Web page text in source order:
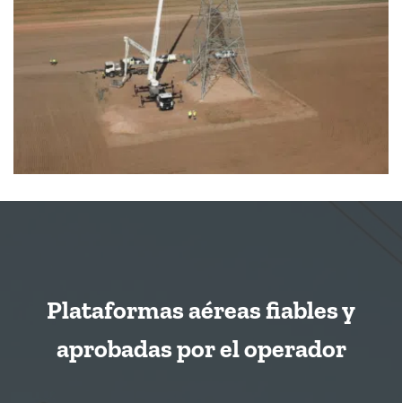
Plataformas aéreas fiables y
aprobadas por el operador